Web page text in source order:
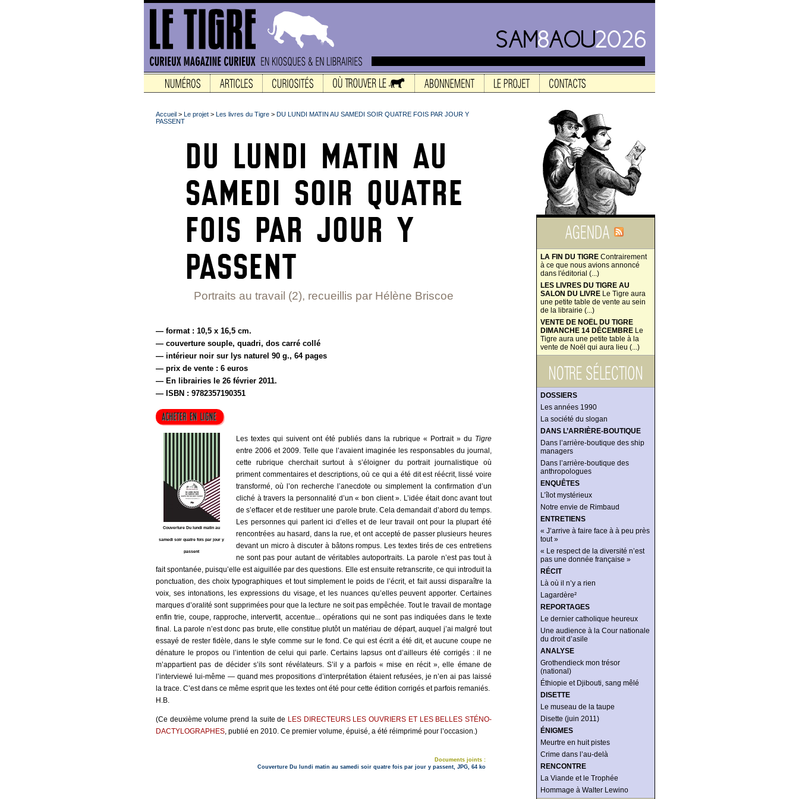
LA FIN DU TIGRE Contrairement
à ce que nous avions annoncé
dans l'éditorial (...)
LES LIVRES DU TIGRE AU
SALON DU LIVRE Le Tigre aura
une petite table de vente au sein
de la librairie (...)
VENTE DE NOËL DU TIGRE
DIMANCHE 14 DÉCEMBRE Le
Tigre aura une petite table à la
vente de Noël qui aura lieu (...)
DOSSIERS
Les années 1990
La société du slogan
DANS L’ARRIÈRE-BOUTIQUE
Dans l’arrière-boutique des ship
managers
Dans l’arrière-boutique des
anthropologues
ENQUÊTES
L’îlot mystérieux
Notre envie de Rimbaud
ENTRETIENS
« J’arrive à faire face à à peu près
tout »
« Le respect de la diversité n’est
pas une donnée française »
RÉCIT
Là où il n’y a rien
Lagardère²
REPORTAGES
Le dernier catholique heureux
Une audience à la Cour nationale
du droit d’asile
ANALYSE
Grothendieck mon trésor
(national)
Éthiopie et Djibouti, sang mêlé
DISETTE
Le museau de la taupe
Disette (juin 2011)
ÉNIGMES
Meurtre en huit pistes
Crime dans l’au-delà
RENCONTRE
La Viande et le Trophée
Hommage à Walter Lewino
Accueil > Le projet > Les livres du Tigre > DU LUNDI MATIN AU SAMEDI SOIR QUATRE FOIS PAR JOUR Y
PASSENT
Portraits au travail (2), recueillis par Hélène Briscoe
— format : 10,5 x 16,5 cm.
— couverture souple, quadri, dos carré collé
— intérieur noir sur lys naturel 90 g., 64 pages
— prix de vente : 6 euros
— En librairies le 26 février 2011.
— ISBN : 9782357190351
Couverture Du lundi matin au
samedi soir quatre fois par jour y
passent
Les textes qui suivent ont été publiés dans la rubrique « Portrait » du Tigre
entre 2006 et 2009. Telle que l’avaient imaginée les responsables du journal,
cette rubrique cherchait surtout à s’éloigner du portrait journalistique où
priment commentaires et descriptions, où ce qui a été dit est réécrit, lissé voire
transformé, où l’on recherche l’anecdote ou simplement la confirmation d’un
cliché à travers la personnalité d’un « bon client ». L’idée était donc avant tout
de s’effacer et de restituer une parole brute. Cela demandait d’abord du temps.
Les personnes qui parlent ici d’elles et de leur travail ont pour la plupart été
rencontrées au hasard, dans la rue, et ont accepté de passer plusieurs heures
devant un micro à discuter à bâtons rompus. Les textes tirés de ces entretiens
ne sont pas pour autant de véritables autoportraits. La parole n’est pas tout à
fait spontanée, puisqu’elle est aiguillée par des questions. Elle est ensuite retranscrite, ce qui introduit la
ponctuation, des choix typographiques et tout simplement le poids de l’écrit, et fait aussi disparaître la
voix, ses intonations, les expressions du visage, et les nuances qu’elles peuvent apporter. Certaines
marques d’oralité sont supprimées pour que la lecture ne soit pas empêchée. Tout le travail de montage
enfin trie, coupe, rapproche, intervertit, accentue... opérations qui ne sont pas indiquées dans le texte
final. La parole n’est donc pas brute, elle constitue plutôt un matériau de départ, auquel j’ai malgré tout
essayé de rester fidèle, dans le style comme sur le fond. Ce qui est écrit a été dit, et aucune coupe ne
dénature le propos ou l’intention de celui qui parle. Certains lapsus ont d’ailleurs été corrigés : il ne
m’appartient pas de décider s’ils sont révélateurs. S’il y a parfois « mise en récit », elle émane de
l’interviewé lui-même — quand mes propositions d’interprétation étaient refusées, je n’en ai pas laissé
la trace. C’est dans ce même esprit que les textes ont été pour cette édition corrigés et parfois remaniés.
H.B.
(Ce deuxième volume prend la suite de LES DIRECTEURS LES OUVRIERS ET LES BELLES STÉNO-
DACTYLOGRAPHES, publié en 2010. Ce premier volume, épuisé, a été réimprimé pour l’occasion.)
Documents joints :
Couverture Du lundi matin au samedi soir quatre fois par jour y passent, JPG, 64 ko